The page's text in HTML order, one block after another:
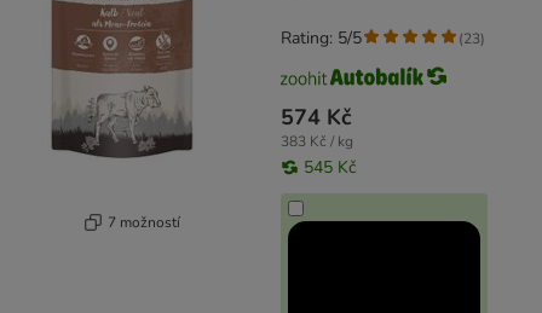
7 možností
574 Kč
383 Kč / kg
545 Kč
Rating: 5/5 (23)